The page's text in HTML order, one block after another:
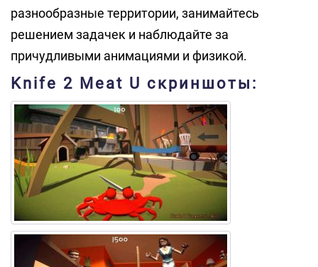
разнообразные территории, занимайтесь
решением задачек и наблюдайте за
причудливыми анимациями и физикой.
Knife 2 Meat U скриншоты: